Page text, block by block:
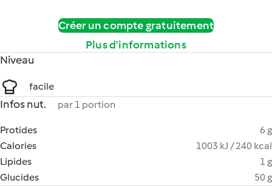
Créer un compte gratuitement
Plus d’informations
Niveau
facile
Infos nut. par 1 portion
Protides
6 g
Calories
1003 kJ / 240 kcal
Lipides
1 g
Glucides
50 g